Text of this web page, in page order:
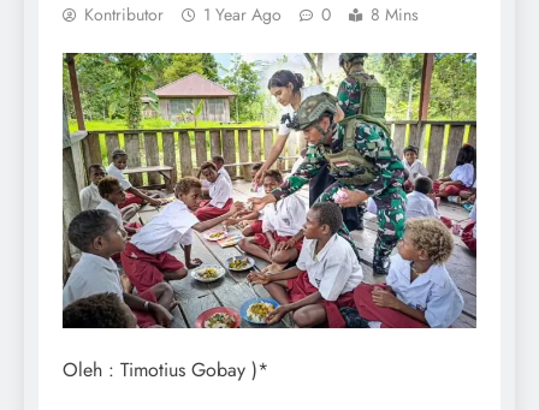
Kontributor 1 Year Ago 0 8 Mins
Oleh : Timotius Gobay )*